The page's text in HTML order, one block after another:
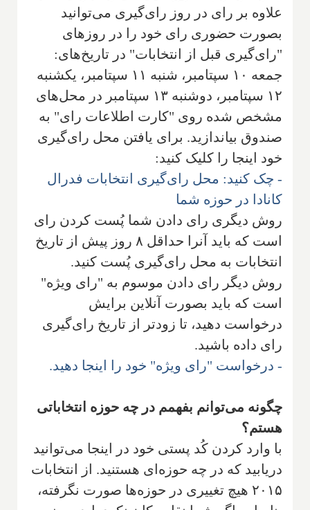
علاوه بر رای در روز رای‌گیری می‌توانید
بصورت حضوری رای خود را در روزهای
"رای‌گیری قبل از انتخابات" در تاریخ‌های:
جمعه ۱۰ سپتامبر، شنبه ۱۱ سپتامبر، یکشنبه
۱۲ سپتامبر، دوشنبه ۱۳ سپتامبر در محل‌های
مشخص شده روی "کارت اطلاعات رای" به
صندوق بیاندازید. برای یافتن محل رای‌گیری
خود اینجا را کلیک کنید:
- چک کنید: محل رای‌گیری انتخابات فدرال
کانادا در حوزه شما
روش دیگری رای دادن شما پُست کردن رای
است که باید آنرا حداقل ۸ روز پیش از تاریخ
انتخابات به محل رای‌گیری پُست کنید.
روش دیگر رای دادن موسوم به "رای ویژه"
است که باید بصورت آنلاین برایش
درخواست دهید، تا زودتر از تاریخ رای‌گیری
رای داده باشید.
- درخواست "رای ویژه" خود را اینجا دهید.
چگونه می‌توانم بفهمم در چه حوزه انتخاباتی
هستم؟
با وارد کردن کُد پستی خود در اینجا می‌توانید
دریابید که در چه حوزه‌ای هستنید. از انتخابات
۲۰۱۵ هیچ تغییری در حوزه‌ها صورت نگرفته،